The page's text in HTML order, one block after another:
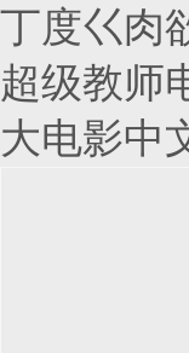
丁度巜肉
超级教师
大电影中